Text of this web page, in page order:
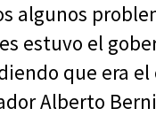
algunos
estuvo el
que era
Alberto